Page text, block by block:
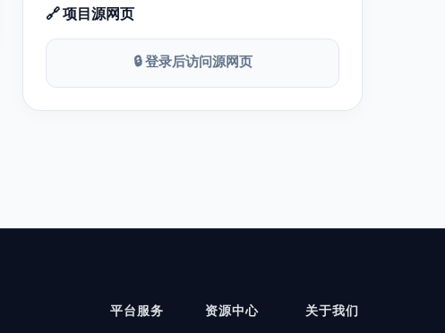
🔗 项目源网页
🔒 登录后访问源网页
平台服务 资源中心 关于我们